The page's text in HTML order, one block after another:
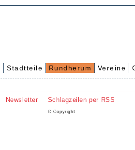
Stadtteile Rundherum Vereine
Newsletter Schlagzeilen per RSS
© Copyright